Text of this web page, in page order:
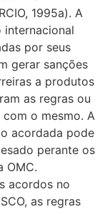
1995a). A
internacional
por seus
gerar sanções
a produtos
as regras ou
o mesmo. A
acordada pode
perante os
OMC.
acordos no
as regras